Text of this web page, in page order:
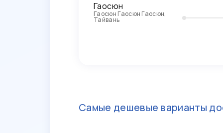
Гаосюн
Гаосюн Гаосюн Гаосюн,
Тайвань
Самые дешевые варианты